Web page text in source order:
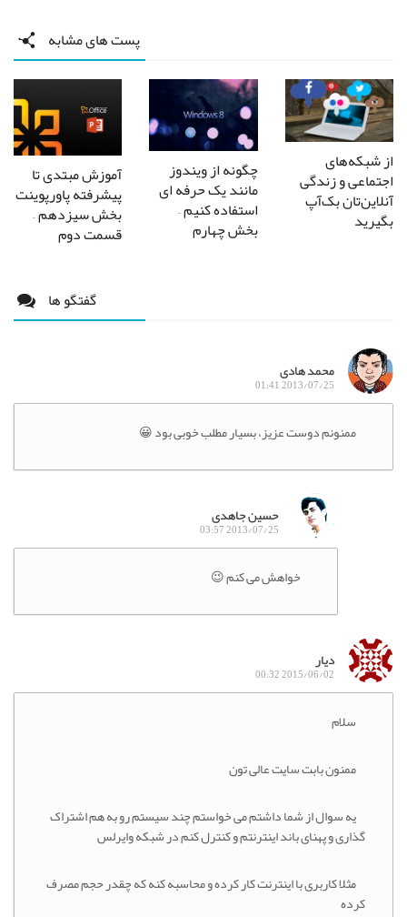
پست های مشابه
از شبکه‌های
اجتماعی و زندگی
آنلاین‌تان بک‌آپ
بگیرید
چگونه از ویندوز
مانند یک حرفه ای
استفاده کنیم –
بخش چهارم
آموزش مبتدی تا
پیشرفته پاورپوینت
بخش سیزدهم –
قسمت دوم
گفتگو ها
محمد هادی
2013/07/25 01:41
ممنونم دوست عزیز، بسیار مطلب خوبی بود 😀
حسین جاهدی
2013/07/25 03:57
خواهش می کنم 😉
دیار
2015/06/02 00:32
سلام
ممنون بابت سایت عالی تون
یه سوال از شما داشتم می خواستم چند سیستم رو به هم اشتراک
گذاری و پهنای باند اینترنتم و کنترل کنم در شبکه وایرلس
مثلا کاربری با اینترنت کار کرده و محاسبه کنه که چقدر حجم مصرف
کرده